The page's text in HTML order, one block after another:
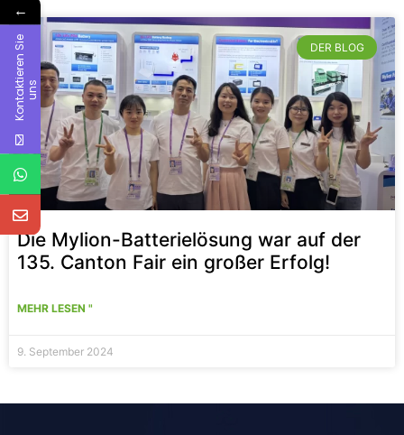
DER BLOG
Die Mylion-Batterielösung war auf der
135. Canton Fair ein großer Erfolg!
MEHR LESEN "
9. September 2024
←
K
o
n
t
a
k t
i
e
r
e
n
S
i
e
u
n s